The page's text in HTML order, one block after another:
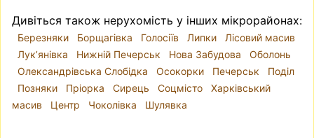
Дивіться також нерухомість у інших мікрорайонах:
Березняки Борщагівка Голосіїв Липки
Лісовий масив
Лук’янівка
Нижній Печерськ Нова Забудова
Оболонь
Олександрівська Слобідка
Осокорки Печерськ
Поділ
Позняки
Пріорка Сирець Соцмісто
Харківський
масив
Центр Чоколівка Шулявка